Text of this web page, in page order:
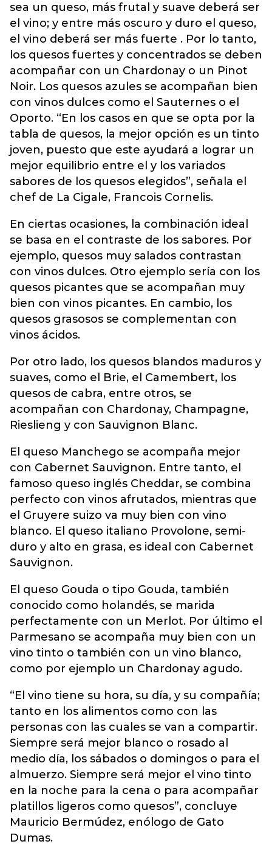
sea un queso, más frutal y suave deberá ser
el vino; y entre más oscuro y duro el queso,
el vino deberá ser más fuerte . Por lo tanto,
los quesos fuertes y concentrados se deben
acompañar con un Chardonay o un Pinot
Noir. Los quesos azules se acompañan bien
con vinos dulces como el Sauternes o el
Oporto. “En los casos en que se opta por la
tabla de quesos, la mejor opción es un tinto
joven, puesto que este ayudará a lograr un
mejor equilibrio entre el y los variados
sabores de los quesos elegidos”, señala el
chef de La Cigale, Francois Cornelis.
En ciertas ocasiones, la combinación ideal
se basa en el contraste de los sabores. Por
ejemplo, quesos muy salados contrastan
con vinos dulces. Otro ejemplo sería con los
quesos picantes que se acompañan muy
bien con vinos picantes. En cambio, los
quesos grasosos se complementan con
vinos ácidos.
Por otro lado, los quesos blandos maduros y
suaves, como el Brie, el Camembert, los
quesos de cabra, entre otros, se
acompañan con Chardonay, Champagne,
Rieslieng y con Sauvignon Blanc.
El queso Manchego se acompaña mejor
con Cabernet Sauvignon. Entre tanto, el
famoso queso inglés Cheddar, se combina
perfecto con vinos afrutados, mientras que
el Gruyere suizo va muy bien con vino
blanco. El queso italiano Provolone, semi-
duro y alto en grasa, es ideal con Cabernet
Sauvignon.
El queso Gouda o tipo Gouda, también
conocido como holandés, se marida
perfectamente con un Merlot. Por último el
Parmesano se acompaña muy bien con un
vino tinto o también con un vino blanco,
como por ejemplo un Chardonay agudo.
“El vino tiene su hora, su día, y su compañía;
tanto en los alimentos como con las
personas con las cuales se van a compartir.
Siempre será mejor blanco o rosado al
medio día, los sábados o domingos o para el
almuerzo. Siempre será mejor el vino tinto
en la noche para la cena o para acompañar
platillos ligeros como quesos”, concluye
Mauricio Bermúdez, enólogo de Gato
Dumas.